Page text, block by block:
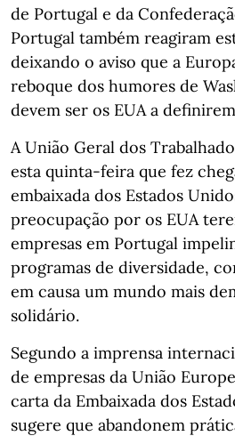
de Portugal e da
Portugal também reagiram
deixando o aviso que a
reboque dos humores de
devem ser os EUA a definirem
A União Geral dos
esta quinta-feira que fez
embaixada dos Estados
preocupação por os EUA
empresas em Portugal
programas de diversidade,
em causa um mundo mais
solidário.
Segundo a imprensa
de empresas da União
carta da Embaixada dos
sugere que abandonem